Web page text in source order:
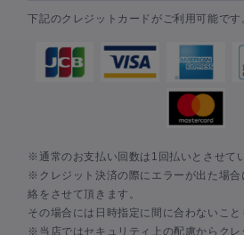
下記のクレジットカードがご利用可能です
※通常のお支払い回数は1回払いとさせて
※クレジット決済の際にエラーが出た場合
絡をさせて頂きます。
その場合には日時指定に間に合わないこと
※当店ではセキュリティ上の配慮からクレ